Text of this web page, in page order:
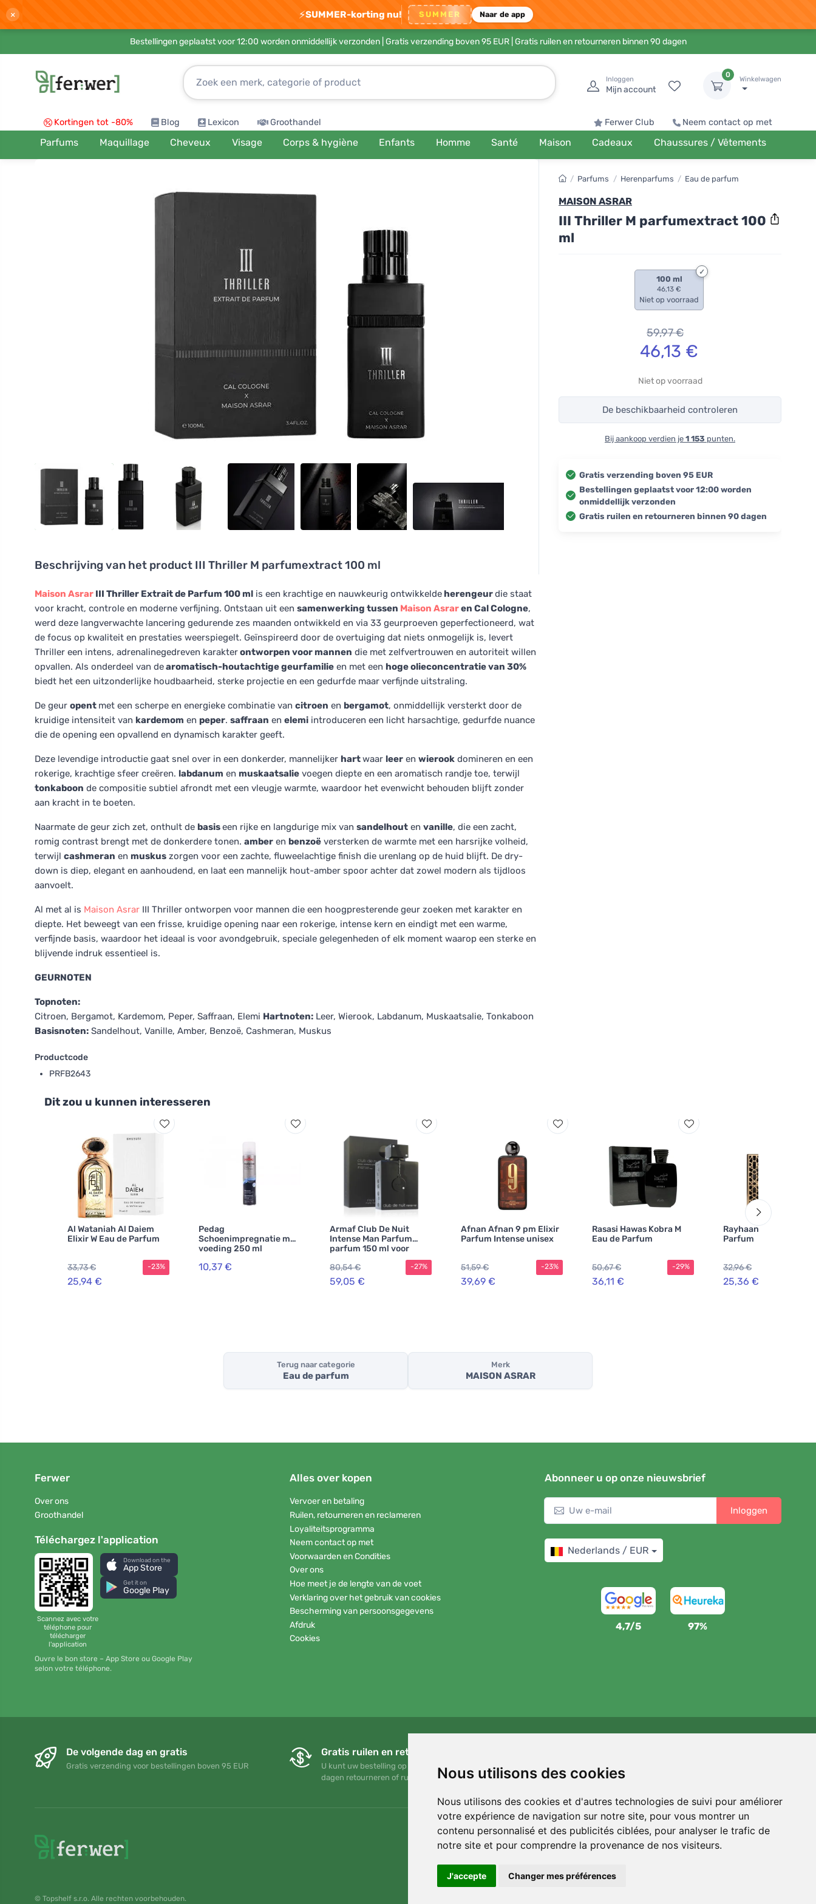
Nous utilisons des cookies
Nous utilisons des cookies et d'autres technologies de suivi pour améliorer
votre expérience de navigation sur notre site, pour vous montrer un
contenu personnalisé et des publicités ciblées, pour analyser le trafic de
notre site et pour comprendre la provenance de nos visiteurs.
J'accepte Changer mes préférences
× ⚡SUMMER-korting nu! SUMMER Naar de app
Bestellingen geplaatst voor 12:00 worden onmiddellijk verzonden | Gratis verzending boven 95 EUR| Gratis ruilen en retourneren binnen 90 dagen
Inloggen
Mijn account
0
Winkelwagen
Kortingen tot -80% Blog Lexicon Groothandel Ferwer Club Neem contact op met
Parfums Maquillage Cheveux Visage Corps & hygiène Enfants Homme Santé Maison Cadeaux Chaussures / Vêtements
Beschrijving van het product III Thriller M parfumextract 100 ml
Maison Asrar III Thriller Extrait de Parfum 100 ml is een krachtige en nauwkeurig ontwikkelde herengeurdie staat
voor kracht, controle en moderne verfijning. Ontstaan uit een samenwerking tussen Maison Asraren Cal Cologne,
werd deze langverwachte lancering gedurende zes maanden ontwikkeld en via 33 geurproeven geperfectioneerd, wat
de focus op kwaliteit en prestaties weerspiegelt. Geïnspireerd door de overtuiging dat niets onmogelijk is, levert
Thriller een intens, adrenalinegedreven karakterontworpen voor mannen die met zelfvertrouwen en autoriteit willen
opvallen. Als onderdeel van dearomatisch-houtachtige geurfamilie en met een hoge olieconcentratie van 30%
biedt het een uitzonderlijke houdbaarheid, sterke projectie en een gedurfde maar verfijnde uitstraling.
De geur opent met een scherpe en energieke combinatie van citroen en bergamot, onmiddellijk versterkt door de
kruidige intensiteit van kardemom en peper. saffraan en elemi introduceren een licht harsachtige, gedurfde nuance
die de opening een opvallend en dynamisch karakter geeft.
Deze levendige introductie gaat snel over in een donkerder, mannelijker hartwaar leer en wierook domineren en een
rokerige, krachtige sfeer creëren. labdanum en muskaatsalie voegen diepte en een aromatisch randje toe, terwijl
tonkaboon de compositie subtiel afrondt met een vleugje warmte, waardoor het evenwicht behouden blijft zonder
aan kracht in te boeten.
Naarmate de geur zich zet, onthult de basiseen rijke en langdurige mix van sandelhout en vanille, die een zacht,
romig contrast brengt met de donkerdere tonen. amber en benzoë versterken de warmte met een harsrijke volheid,
terwijl cashmeran en muskus zorgen voor een zachte, fluweelachtige finish die urenlang op de huid blijft. De dry-
down is diep, elegant en aanhoudend, en laat een mannelijk hout-amber spoor achter dat zowel modern als tijdloos
aanvoelt.
Al met al is Maison Asrar III Thriller ontworpen voor mannen die een hoogpresterende geur zoeken met karakter en
diepte. Het beweegt van een frisse, kruidige opening naar een rokerige, intense kern en eindigt met een warme,
verfijnde basis, waardoor het ideaal is voor avondgebruik, speciale gelegenheden of elk moment waarop een sterke en
blijvende indruk essentieel is.
GEURNOTEN
Topnoten:
Citroen, Bergamot, Kardemom, Peper, Saffraan, Elemi Hartnoten: Leer, Wierook, Labdanum, Muskaatsalie, Tonkaboon
Basisnoten: Sandelhout, Vanille, Amber, Benzoë, Cashmeran, Muskus
Productcode
PRFB2643
/ Parfums / Herenparfums / Eau de parfum
MAISON ASRAR
III Thriller M parfumextract 100
ml
100 ml
46,13 €
Niet op voorraad
59,97€
46,13 €
Niet op voorraad
De beschikbaarheid controleren
Bij aankoop verdien je 1 153 punten.
Gratis verzending boven 95 EUR
Bestellingen geplaatst voor 12:00 worden
onmiddellijk verzonden
Gratis ruilen en retourneren binnen 90 dagen
Dit zou u kunnen interesseren
Al Wataniah Al Daiem
Elixir W Eau de Parfum
33,73 €
25,94 €
-23%
Pedag
Schoenimpregnatie met
voeding 250 ml
10,37 €
Armaf Club De Nuit
Intense Man Parfum
parfum 150 ml voor
80,54 €
59,05 €
-27%
Afnan Afnan 9 pm Elixir
Parfum Intense unisex
51,59 €
39,69 €
-23%
Rasasi Hawas Kobra M
Eau de Parfum
50,67 €
36,11 €
-29%
Rayhaan Elixir M Eau
Parfum
32,96 €
25,36 €
Terug naar categorie
Eau de parfum
Merk
MAISON ASRAR
Ferwer
Over ons
Groothandel
Téléchargez l'application
Scannez avec votre
téléphone pour
télécharger
l'application
Download on the
App Store
Get it on
Google Play
Ouvre le bon store – App Store ou Google Play
selon votre téléphone.
Alles over kopen
Vervoer en betaling
Ruilen, retourneren en reclameren
Loyaliteitsprogramma
Neem contact op met
Voorwaarden en Condities
Over ons
Hoe meet je de lengte van de voet
Verklaring over het gebruik van cookies
Bescherming van persoonsgegevens
Afdruk
Cookies
Abonneer u op onze nieuwsbrief
Inloggen
Nederlands / EUR
4,7/5 97%
De volgende dag en gratis
Gratis verzending voor bestellingen boven 95 EUR
Gratis ruilen en retourneren
U kunt uw bestelling op elk gewenst moment binnen 90
dagen retourneren of ruilen
Voor elke bestelling planten we een boom! Lees meer
Over ons.
© Topshelf s.r.o. Alle rechten voorbehouden.